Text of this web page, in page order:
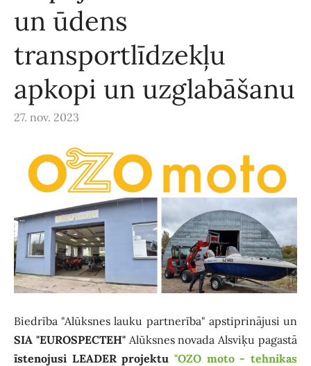
un ūdens
transportlīdzekļu
apkopi un uzglabāšanu
27. nov. 2023
Biedrība "Alūksnes lauku partnerība" apstiprinājusi un
SIA "EUROSPECTEH"Alūksnes novada Alsviķu pagastā
īstenojusi LEADER projektu "OZO moto - tehnikas